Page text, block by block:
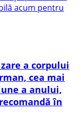
a corpului
cea mai
a anului,
în